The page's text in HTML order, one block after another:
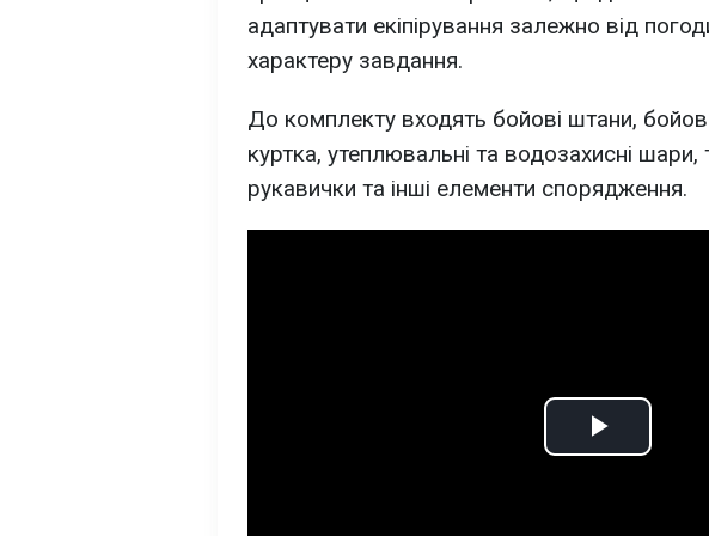
адаптувати екіпірування залежно від
характеру завдання.
До комплекту входять бойові штани,
куртка, утеплювальні та водозахисні шари,
рукавички та інші елементи спорядження.
Play